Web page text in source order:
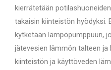
kierrätetään
takaisin kiinteistön hyödyksi.
kytketään lämpöpumppuun,
jätevesien lämmön talteen ja
kiinteistön ja käyttöveden